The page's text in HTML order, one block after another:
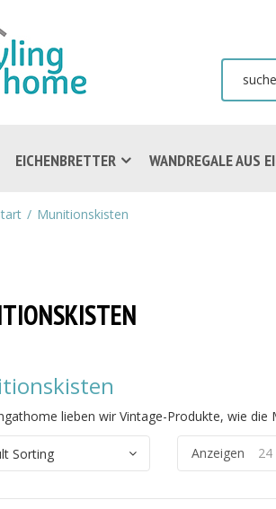
EICHENBRETTER WANDREGALE AUS
Munitionskisten
lieben wir Vintage-Produkte, wie
Anzeigen 24